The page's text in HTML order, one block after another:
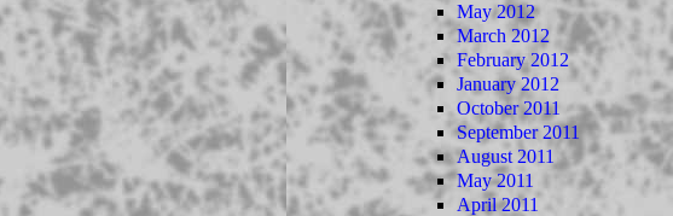
May 2012
March 2012
February 2012
January 2012
October 2011
September 2011
August 2011
May 2011
April 2011